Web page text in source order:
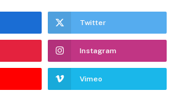
Twitter
Instagram
Vimeo